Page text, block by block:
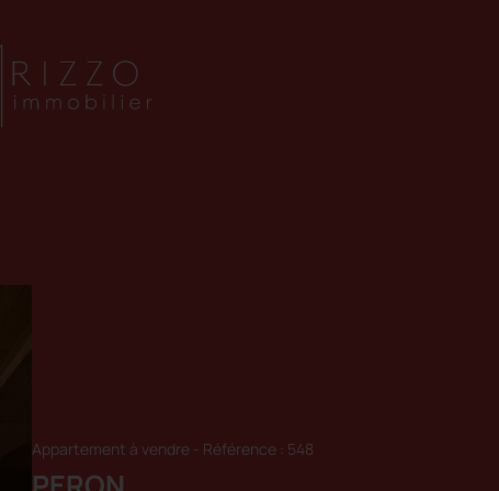
Appartement à vendre - Référence : 548